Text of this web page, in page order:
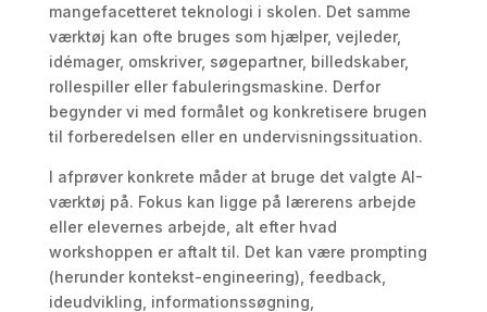
mangefacetteret teknologi i skolen. Det samme
værktøj kan ofte bruges som hjælper, vejleder,
idémager, omskriver, søgepartner, billedskaber,
rollespiller eller fabuleringsmaskine. Derfor
begynder vi med formålet og konkretisere brugen
til forberedelsen eller en undervisningssituation.
I afprøver konkrete måder at bruge det valgte AI-
værktøj på. Fokus kan ligge på lærerens arbejde
eller elevernes arbejde, alt efter hvad
workshoppen er aftalt til. Det kan være prompting
(herunder kontekst-engineering), feedback,
ideudvikling, informationssøgning,